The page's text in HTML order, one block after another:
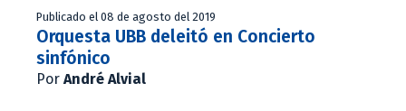
Publicado el 08 de agosto del 2019
Orquesta UBB deleitó en Concierto
sinfónico
Por André Alvial